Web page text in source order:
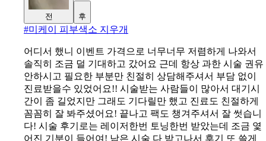
전 후
#미케이 피부색소 지우개
어디서 했니 이벤트 가격으로 너무너무 저렴하게 나와서
솔직히 조금 덜 기대하고 갔어요 근데 항상 과한 시술 권유
안하시고 필요한 부분만 친절히 상담해주셔서 부담 없이
진료받을수 있었어요!! 시술받는 사람들이 많아서 대기시
간이 좀 길었지만 그래도 기다릴만 했고 진료도 친절하게
꼼꼼히 잘 봐주셨어요! 끝나고 팩도 챙겨주셔서 잘 썻습니
다! 시술 후기로는 레이저한번 토닝한번 받았는데 조금 옃
어진 기분이 들어여! 남은 시술 다 받고나서 후기 또 쓸게